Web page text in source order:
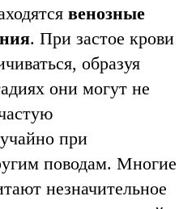
венозные
. При застое крови
образуя
они могут не
при
поводам. Многие
незначительное